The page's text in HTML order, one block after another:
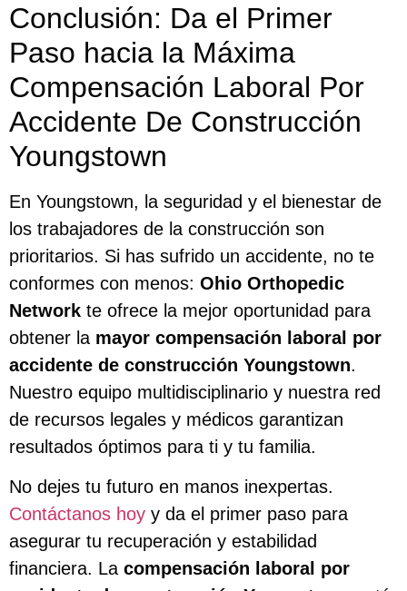
Conclusión: Da el Primer
Paso hacia la Máxima
Compensación Laboral Por
Accidente De Construcción
Youngstown
En Youngstown, la seguridad y el bienestar de
los trabajadores de la construcción son
prioritarios. Si has sufrido un accidente, no te
conformes con menos: Ohio Orthopedic
Network te ofrece la mejor oportunidad para
obtener la mayor compensación laboral por
accidente de construcción Youngstown.
Nuestro equipo multidisciplinario y nuestra red
de recursos legales y médicos garantizan
resultados óptimos para ti y tu familia.
No dejes tu futuro en manos inexpertas.
Contáctanos hoy y da el primer paso para
asegurar tu recuperación y estabilidad
financiera. La compensación laboral por